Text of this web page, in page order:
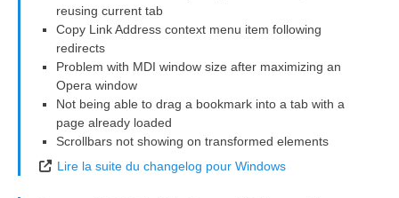
reusing current tab
Copy Link Address context menu item following
redirects
Problem with MDI window size after maximizing an
Opera window
Not being able to drag a bookmark into a tab with a
page already loaded
Scrollbars not showing on transformed elements
Lire la suite du changelog pour Windows